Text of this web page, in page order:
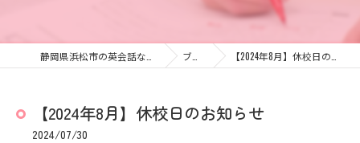
ブログ 【2024年8月】休校日のお知らせ
【2024年8月】休校日のお知らせ
2024/07/30